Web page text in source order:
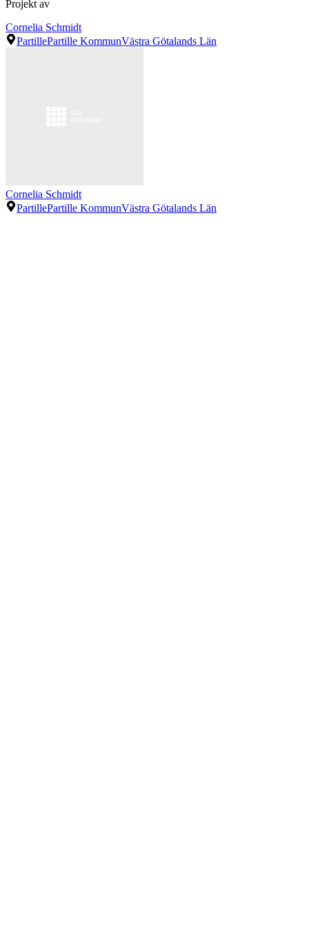
Projekt av
Cornelia Schmidt
PartillePartille KommunVästra Götalands Län
Cornelia Schmidt
PartillePartille KommunVästra Götalands Län